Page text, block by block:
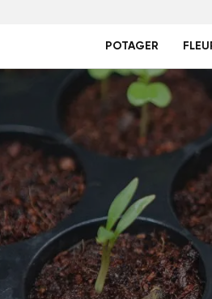
POTAGER